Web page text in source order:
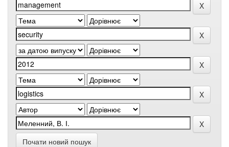
Почати новий пошук